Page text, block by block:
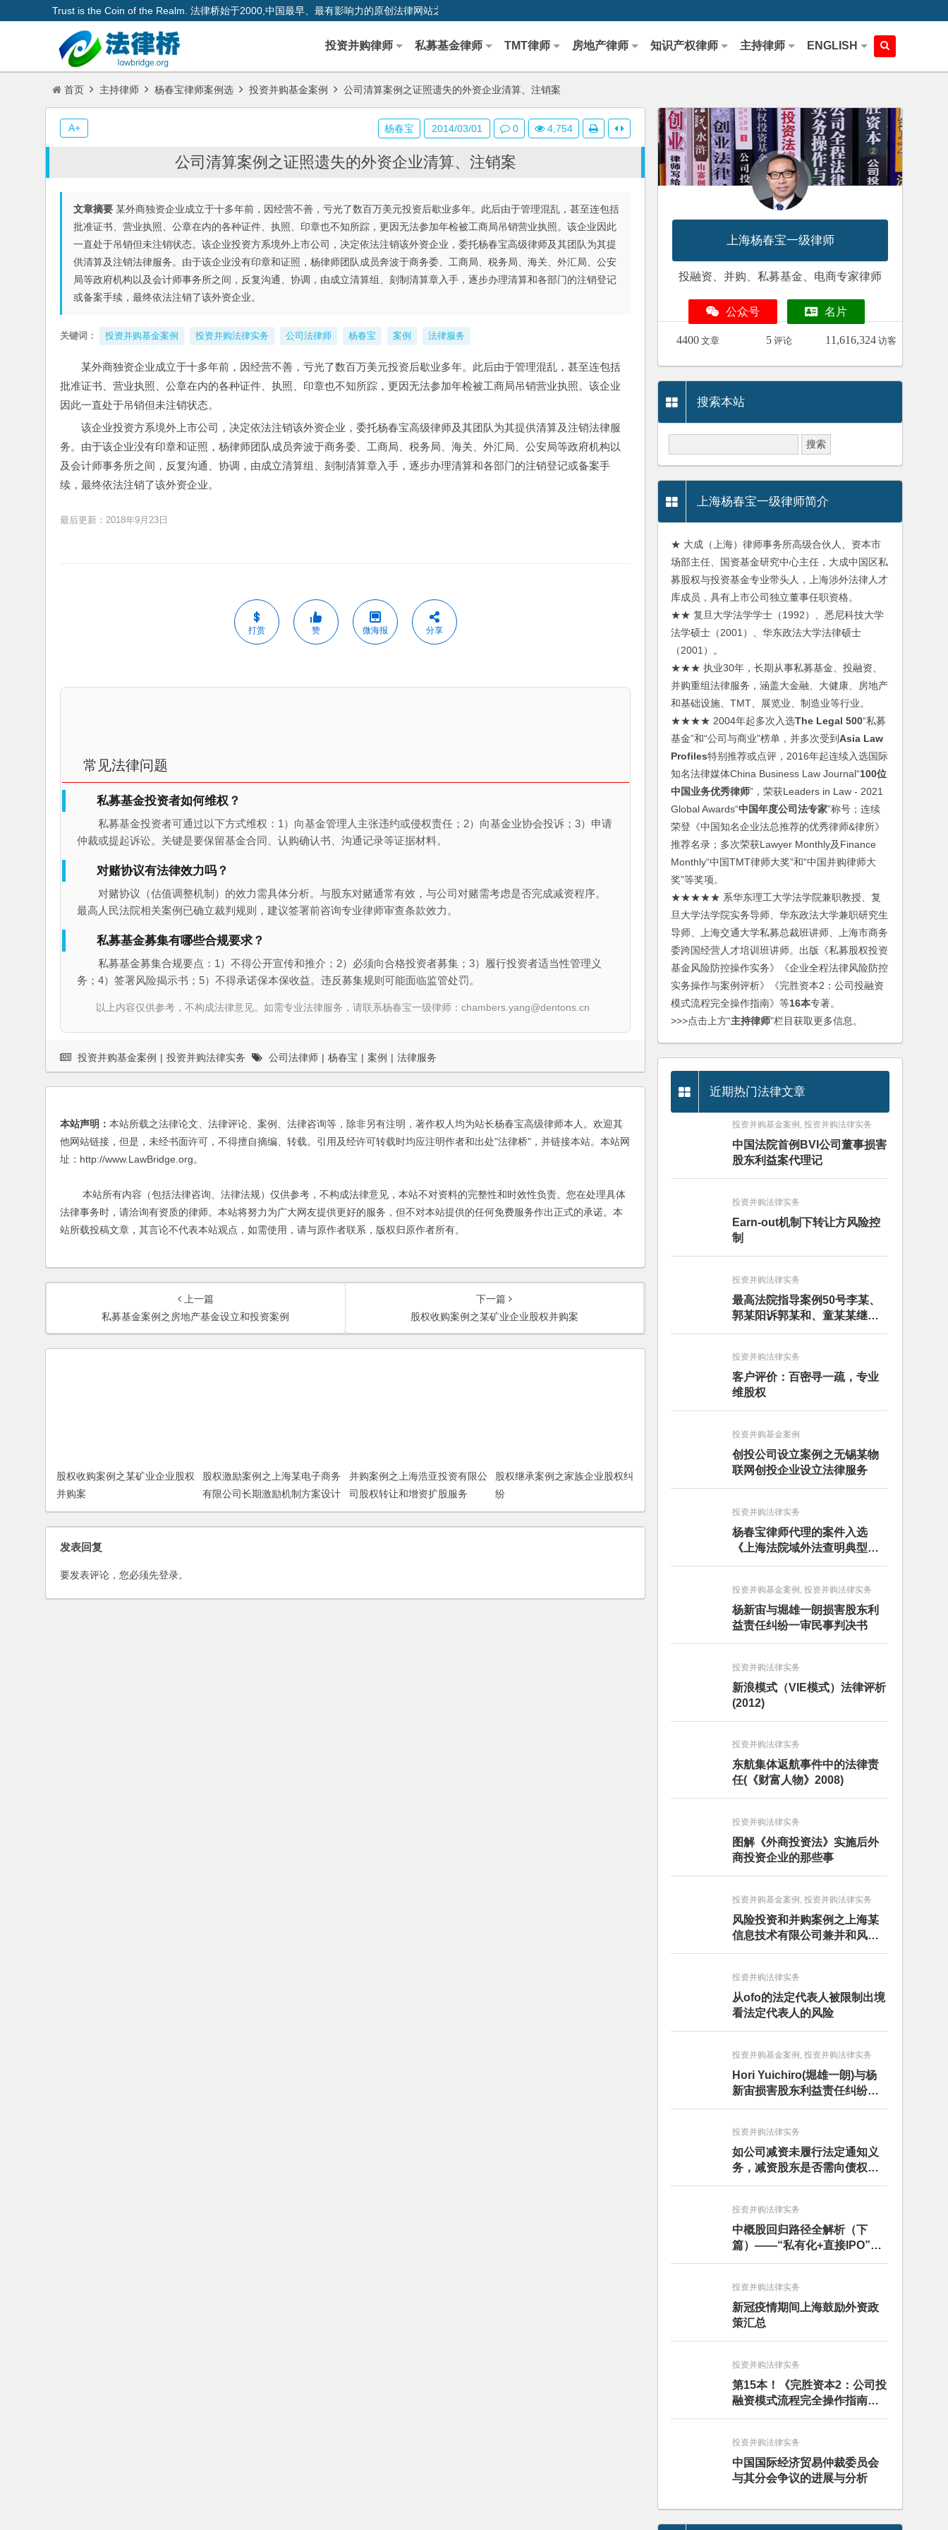
Trust is the Coin of the Realm. 法律桥始于2000,中国最早、最有影响力的原创法律网站之一
投资并购律师 私募基金律师 TMT律师 房地产律师 知识产权律师 主持律师 ENGLISH
首页 主持律师 杨春宝律师案例选 投资并购基金案例 公司清算案例之证照遗失的外资企业清算、注销案
公司清算案例之证照遗失的外资企业清算、注销案
文章摘要 某外商独资企业成立于十多年前，因经营不善，亏光了数百万美元投资后歇业多年。此后由于管理混乱，甚至连包括
批准证书、营业执照、公章在内的各种证件、执照、印章也不知所踪，更因无法参加年检被工商局吊销营业执照。该企业因此
一直处于吊销但未注销状态。该企业投资方系境外上市公司，决定依法注销该外资企业，委托杨春宝高级律师及其团队为其提
供清算及注销法律服务。由于该企业没有印章和证照，杨律师团队成员奔波于商务委、工商局、税务局、海关、外汇局、公安
局等政府机构以及会计师事务所之间，反复沟通、协调，由成立清算组、刻制清算章入手，逐步办理清算和各部门的注销登记
或备案手续，最终依法注销了该外资企业。
关键词： 投资并购基金案例 投资并购法律实务 公司法律师 杨春宝 案例 法律服务
某外商独资企业成立于十多年前，因经营不善，亏光了数百万美元投资后歇业多年。此后由于管理混乱，甚至连包括
批准证书、营业执照、公章在内的各种证件、执照、印章也不知所踪，更因无法参加年检被工商局吊销营业执照。该企业
因此一直处于吊销但未注销状态。
该企业投资方系境外上市公司，决定依法注销该外资企业，委托杨春宝高级律师及其团队为其提供清算及注销法律服
务。由于该企业没有印章和证照，杨律师团队成员奔波于商务委、工商局、税务局、海关、外汇局、公安局等政府机构以
及会计师事务所之间，反复沟通、协调，由成立清算组、刻制清算章入手，逐步办理清算和各部门的注销登记或备案手
续，最终依法注销了该外资企业。
最后更新：2018年9月23日
打赏 赞 微海报 分享
常见法律问题
私募基金投资者如何维权？
私募基金投资者可通过以下方式维权：1）向基金管理人主张违约或侵权责任；2）向基金业协会投诉；3）申请
仲裁或提起诉讼。关键是要保留基金合同、认购确认书、沟通记录等证据材料。
对赌协议有法律效力吗？
对赌协议（估值调整机制）的效力需具体分析。与股东对赌通常有效，与公司对赌需考虑是否完成减资程序。
最高人民法院相关案例已确立裁判规则，建议签署前咨询专业律师审查条款效力。
私募基金募集有哪些合规要求？
私募基金募集合规要点：1）不得公开宣传和推介；2）必须向合格投资者募集；3）履行投资者适当性管理义
务；4）签署风险揭示书；5）不得承诺保本保收益。违反募集规则可能面临监管处罚。
以上内容仅供参考，不构成法律意见。如需专业法律服务，请联系杨春宝一级律师：chambers.yang@dentons.cn
杨春宝 2014/03/01 0 4,754
A+
投资并购基金案例 | 投资并购法律实务 公司法律师 | 杨春宝 | 案例 | 法律服务
本站声明： 本站所载之法律论文、法律评论、案例、法律咨询等，除非另有注明，著作权人均为站长杨春宝高级律师本人。欢迎其
他网站链接，但是，未经书面许可，不得擅自摘编、转载。引用及经许可转载时均应注明作者和出处"法律桥"，并链接本站。本站网
址：http://www.LawBridge.org。
本站所有内容（包括法律咨询、法律法规）仅供参考，不构成法律意见，本站不对资料的完整性和时效性负责。您在处理具体
法律事务时，请洽询有资质的律师。本站将努力为广大网友提供更好的服务，但不对本站提供的任何免费服务作出正式的承诺。本
站所载投稿文章，其言论不代表本站观点，如需使用，请与原作者联系，版权归原作者所有。
上一篇
私募基金案例之房地产基金设立和投资案例
下一篇
股权收购案例之某矿业企业股权并购案
股权收购案例之某矿业企业股权
并购案
股权激励案例之上海某电子商务
有限公司长期激励机制方案设计
服务
并购案例之上海浩亚投资有限公
司股权转让和增资扩股服务
股权继承案例之家族企业股权纠
纷
发表回复
要发表评论，您必须先登录。
上海杨春宝一级律师
投融资、并购、私募基金、电商专家律师
公众号 名片
4400 文章 5 评论 11,616,324 访客
搜索本站
上海杨春宝一级律师简介
★ 大成（上海）律师事务所高级合伙人、资本市
场部主任、国资基金研究中心主任，大成中国区私
募股权与投资基金专业带头人，上海涉外法律人才
库成员，具有上市公司独立董事任职资格。
★★ 复旦大学法学学士（1992）、悉尼科技大学
法学硕士（2001）、华东政法大学法律硕士
（2001）。
★★★ 执业30年，长期从事私募基金、投融资、
并购重组法律服务，涵盖大金融、大健康、房地产
和基础设施、TMT、展览业、制造业等行业。
★★★★ 2004年起多次入选The Legal 500“私募
基金”和“公司与商业”榜单，并多次受到Asia Law
Profiles特别推荐或点评，2016年起连续入选国际
知名法律媒体China Business Law Journal“100位
中国业务优秀律师”，荣获Leaders in Law - 2021
Global Awards“中国年度公司法专家”称号；连续
荣登《中国知名企业法总推荐的优秀律师&律所》
推荐名录；多次荣获Lawyer Monthly及Finance
Monthly“中国TMT律师大奖”和“中国并购律师大
奖”等奖项。
★★★★★ 系华东理工大学法学院兼职教授、复
旦大学法学院实务导师、华东政法大学兼职研究生
导师、上海交通大学私募总裁班讲师、上海市商务
委跨国经营人才培训班讲师。出版《私募股权投资
基金风险防控操作实务》《企业全程法律风险防控
实务操作与案例评析》《完胜资本2：公司投融资
模式流程完全操作指南》等16本专著。
>>>点击上方“主持律师”栏目获取更多信息。
近期热门法律文章
投资并购基金案例, 投资并购法律实务
中国法院首例BVI公司董事损害
股东利益案代理记
投资并购法律实务
Earn-out机制下转让方风险控
制
投资并购法律实务
最高法院指导案例50号李某、
郭某阳诉郭某和、童某某继承
纠纷案
投资并购法律实务
客户评价：百密寻一疏，专业
维股权
投资并购基金案例
创投公司设立案例之无锡某物
联网创投企业设立法律服务
投资并购法律实务
杨春宝律师代理的案件入选
《上海法院域外法查明典型案
例》
投资并购基金案例, 投资并购法律实务
杨新宙与堀雄一朗损害股东利
益责任纠纷一审民事判决书
投资并购法律实务
新浪模式（VIE模式）法律评析
(2012)
投资并购法律实务
东航集体返航事件中的法律责
任(《财富人物》2008)
投资并购法律实务
图解《外商投资法》实施后外
商投资企业的那些事
投资并购基金案例, 投资并购法律实务
风险投资和并购案例之上海某
信息技术有限公司兼并和风险
投资服务
投资并购法律实务
从ofo的法定代表人被限制出境
看法定代表人的风险
投资并购基金案例, 投资并购法律实务
Hori Yuichiro(堀雄一朗)与杨
新宙损害股东利益责任纠纷二
审案件二审民事判决书
投资并购法律实务
如公司减资未履行法定通知义
务，减资股东是否需向债权人
担责？且看最高人民法院怎么
投资并购法律实务
中概股回归路径全解析（下
篇）——“私有化+直接IPO”和
CDR
投资并购法律实务
新冠疫情期间上海鼓励外资政
策汇总
投资并购法律实务
第15本！《完胜资本2：公司投
融资模式流程完全操作指南》
（第四版）出版
投资并购法律实务
中国国际经济贸易仲裁委员会
与其分会争议的进展与分析